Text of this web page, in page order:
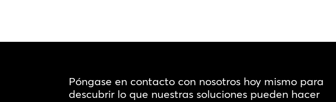
Póngase en contacto con nosotros hoy mismo para
descubrir lo que nuestras soluciones pueden hacer